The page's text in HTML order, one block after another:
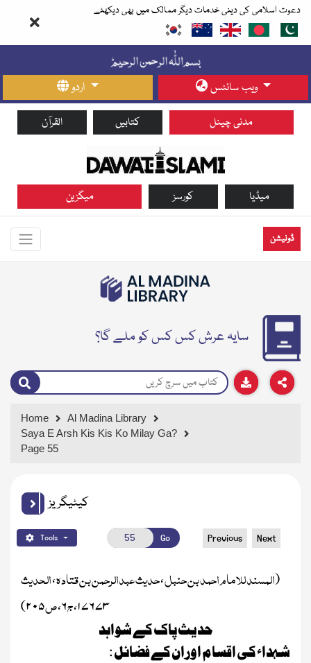
دعوت اسلامی کی دینی خدمات دیگر ممالک میں بھی دیکھئے
اردو ویب سائٹس
القرآن کتابیں مدنی چینل
میگزین کورسز میڈیا
ڈونیشن
سایہ عرش کس کس کو ملے گا؟
Home
Al Madina Library
Saya E Arsh Kis Kis Ko Milay Ga?
Page 55
کیٹیگریز
Tools Go Previous Next
(المسند للامام احمد بن حنبل،حدیث عبدالرحمن بن قتادہ،الحدیث
۱۷۶۷۳،ج۶،ص۲۰۵)
حدیث پاک کے شواہد
شہداء کی اقسام اوران کے فضائل :